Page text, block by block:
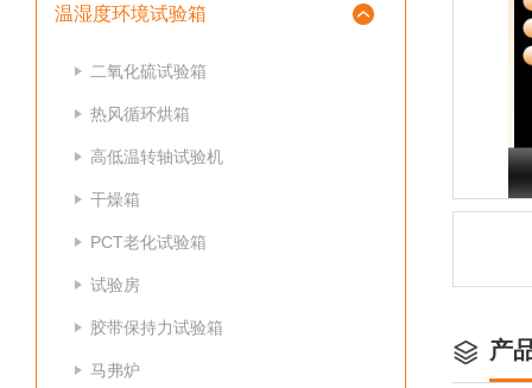
温湿度环境试验箱
二氧化硫试验箱
热风循环烘箱
高低温转轴试验机
干燥箱
PCT老化试验箱
试验房
胶带保持力试验箱
马弗炉
产